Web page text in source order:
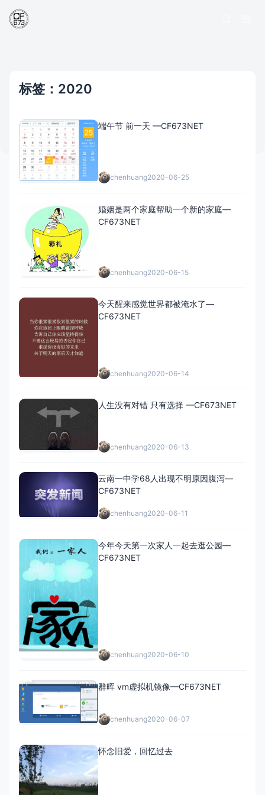
标签：2020
端午节 前一天 —CF673NET
chenhuang2020-06-25
婚姻是两个家庭帮助一个新的家庭—
CF673NET
chenhuang2020-06-15
今天醒来感觉世界都被淹水了—
CF673NET
chenhuang2020-06-14
人生没有对错 只有选择 —CF673NET
chenhuang2020-06-13
云南一中学68人出现不明原因腹泻—
CF673NET
chenhuang2020-06-11
今年今天第一次家人一起去逛公园—
CF673NET
chenhuang2020-06-10
群晖 vm虚拟机镜像—CF673NET
chenhuang2020-06-07
怀念旧爱，回忆过去